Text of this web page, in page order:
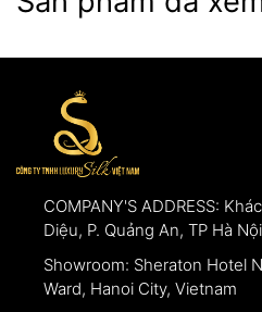
COMPANY'S ADDRESS:
Diệu, P. Quảng An, TP Hà
Showroom: Sheraton Hotel
Ward, Hanoi City, Vietnam